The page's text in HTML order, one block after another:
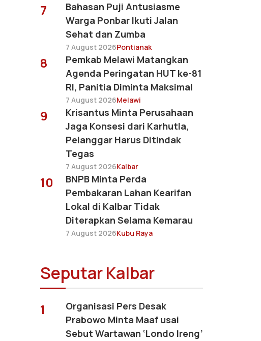
7
Bahasan Puji Antusiasme
Warga Ponbar Ikuti Jalan
Sehat dan Zumba
7 August 2026Pontianak
8
Pemkab Melawi Matangkan
Agenda Peringatan HUT ke-81
RI, Panitia Diminta Maksimal
7 August 2026Melawi
9
Krisantus Minta Perusahaan
Jaga Konsesi dari Karhutla,
Pelanggar Harus Ditindak
Tegas
7 August 2026Kalbar
10
BNPB Minta Perda
Pembakaran Lahan Kearifan
Lokal di Kalbar Tidak
Diterapkan Selama Kemarau
7 August 2026Kubu Raya
Seputar Kalbar
1
Organisasi Pers Desak
Prabowo Minta Maaf usai
Sebut Wartawan ‘Londo Ireng’